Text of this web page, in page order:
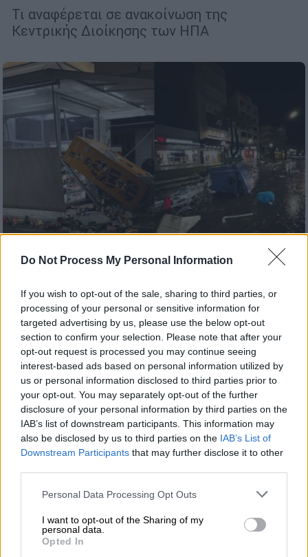
Do Not Process My Personal Information
If you wish to opt-out of the sale, sharing to third parties, or
processing of your personal or sensitive information for
targeted advertising by us, please use the below opt-out
section to confirm your selection. Please note that after your
opt-out request is processed you may continue seeing
interest-based ads based on personal information utilized by
us or personal information disclosed to third parties prior to
your opt-out. You may separately opt-out of the further
disclosure of your personal information by third parties on the
IAB’s list of downstream participants. This information may
also be disclosed by us to third parties on the IAB’s List of
Downstream Participants that may further disclose it to other
Please note that this website/app uses one or more Google
not limited to your visit or usage behaviour. You may click to
grant or deny consent to Google and its third-party tags to
use your data for below specified purposes in below Google
Personal Data Processing Opt Outs
I want to opt-out of the Sharing of my
personal data.
Opted In
Τι αναφέρεται σε ανακοίνωση της
Κεντρικής Διοίκησης των ΗΠΑ
Η κακοκαιρία σάρωσε την
Αλεξανδρούπολη: Μεγάλες ζημιές -
Άνεμοι με ριπές 150 χλμ.
Ισχυρή νεροποντή, δυνατοί άνεμοι και
καταιγίδες έπληξαν την Αλεξανδρούπολη,
προκαλώντας σημαντικές υλικές ζημιές